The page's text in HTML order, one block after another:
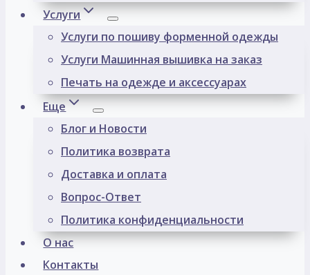
Услуги
Услуги по пошиву форменной одежды
Услуги Машинная вышивка на заказ
Печать на одежде и аксессуарах
Еще
Блог и Новости
Политика возврата
Доставка и оплата
Вопрос-Ответ
Политика конфиденциальности
О нас
Контакты